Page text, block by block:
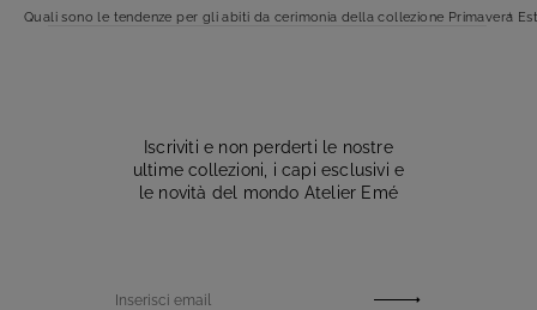
Quali sono le tendenze per gli abiti da cerimonia della collezione Primavera
Iscriviti e non perderti le nostre
ultime collezioni, i capi esclusivi e
le novità del mondo Atelier Emé
Inserisci email